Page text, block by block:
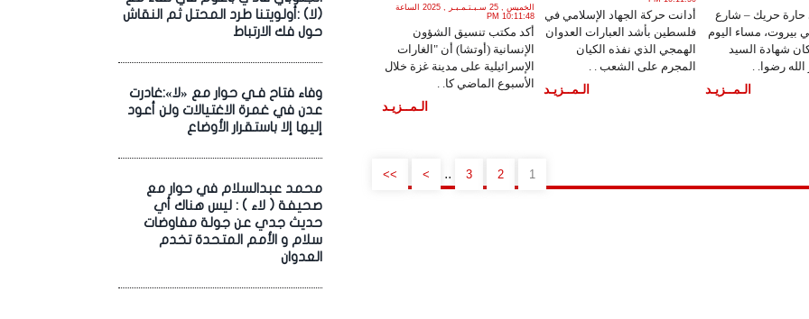
(لا) :أولويتنا طرد المحتل ثم النقاش
حول فك الارتباط
وفاء فتاح فـي حوار مع «لا»:غادرت
عدن في غمرة الاغتيالات ولن أعود
إليها إلا باستقرار الأوضاع
محمد عبدالسلام في حوار مع
صحيفة ( لاء ) : ليس هناك أي
حديث جدي عن جولة مفاوضات
سلام و الأمم المتحدة تخدم
العدوان
حريك – شارع
في بيروت، مساء اليوم
شهادة السيد
رضوا. .
الـمــزيـد
أدانت حركة الجهاد الإسلامي في
فلسطين بأشد العبارات العدوان
الهمجي الذي نفذه الكيان
المجرم على الشعب . .
الـمــزيـد
الخميس , 25 سـبـتـمـبـر , 2025 الساعة
10:11:48 PM
أكد مكتب تنسيق الشؤون
الإنسانية (أوتشا) أن "الغارات
الإسرائيلية على مدينة غزة خلال
الأسبوع الماضي كا. .
الـمــزيـد
1
2
3
..
>
>>